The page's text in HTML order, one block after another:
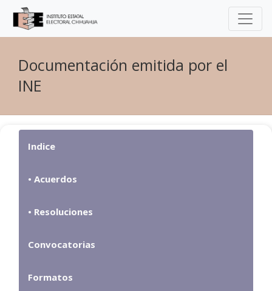
Documentación emitida por el
INE
Indice
• Acuerdos
• Resoluciones
Convocatorias
Formatos